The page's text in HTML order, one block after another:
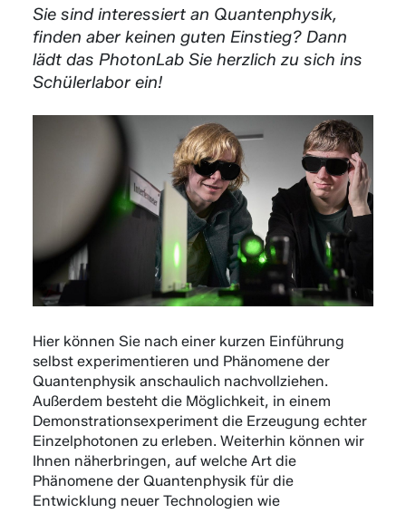
Sie sind interessiert an Quantenphysik,
finden aber keinen guten Einstieg? Dann
lädt das PhotonLab Sie herzlich zu sich ins
Schülerlabor ein!
Hier können Sie nach einer kurzen Einführung
selbst experimentieren und Phänomene der
Quantenphysik anschaulich nachvollziehen.
Außerdem besteht die Möglichkeit, in einem
Demonstrationsexperiment die Erzeugung echter
Einzelphotonen zu erleben. Weiterhin können wir
Ihnen näherbringen, auf welche Art die
Phänomene der Quantenphysik für die
Entwicklung neuer Technologien wie